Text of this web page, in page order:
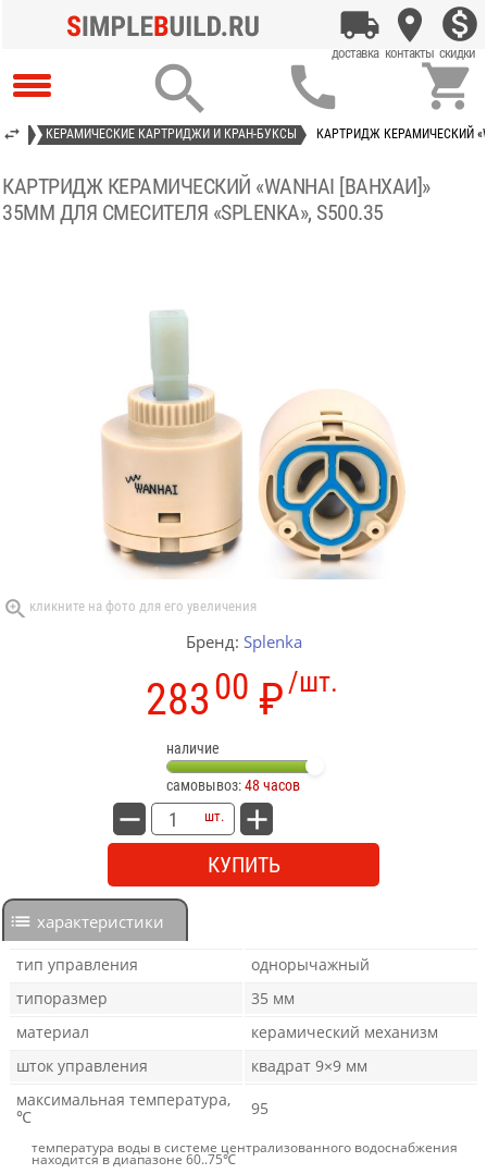
  
КЕРАМИЧЕСКИЕ КАРТРИДЖИ И КРАН-БУКСЫ КАРТРИДЖ КЕРАМИЧЕСКИЙ
КАРТРИДЖ КЕРАМИЧЕСКИЙ «WANHAI [ВАНХАИ]»
35ММ ДЛЯ СМЕСИТЕЛЯ «SPLENKA», S500.35
Бренд: Splenka
/шт.
28300 ₽
наличие
самовывоз:48 часов
шт.
КУПИТЬ
характеристики
тип управления
однорычажный
типоразмер
35 мм
материал
керамический механизм
шток управления
квадрат 9×9 мм
максимальная температура,
℃
95
температура воды в системе централизованного водоснабжения
находится в диапазоне 60..75℃